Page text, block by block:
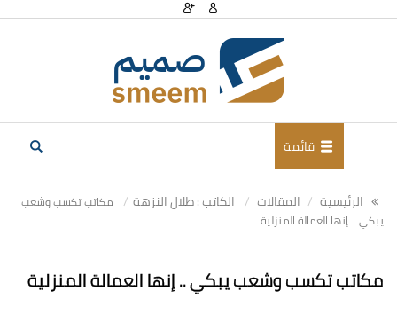
قائمة
الرئيسية المقالات الكاتب : طلال النزهة
مكاتب تكسب وشعب
يبكي .. إنها العمالة المنزلية
مكاتب تكسب وشعب يبكي .. إنها العمالة المنزلية